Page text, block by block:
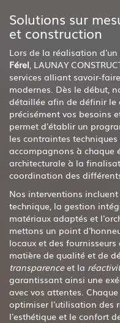
Solutions sur
et construction
Lors de la réalisation
Férel , LAUNAY
services alliant savoir-
modernes. Dès le début,
détaillée afin de définir le
précisément vos besoins
permet d'établir un
les contraintes
accompagnons à chaque
architecturale à la
coordination des
Nos interventions
technique, la gestion
matériaux adaptés et
mettons un point
locaux et des
matière de qualité et de
transparenceet la
garantissant ainsi une
avec vos attentes.
optimiser l'utilisation des
l'esthétique et le confort